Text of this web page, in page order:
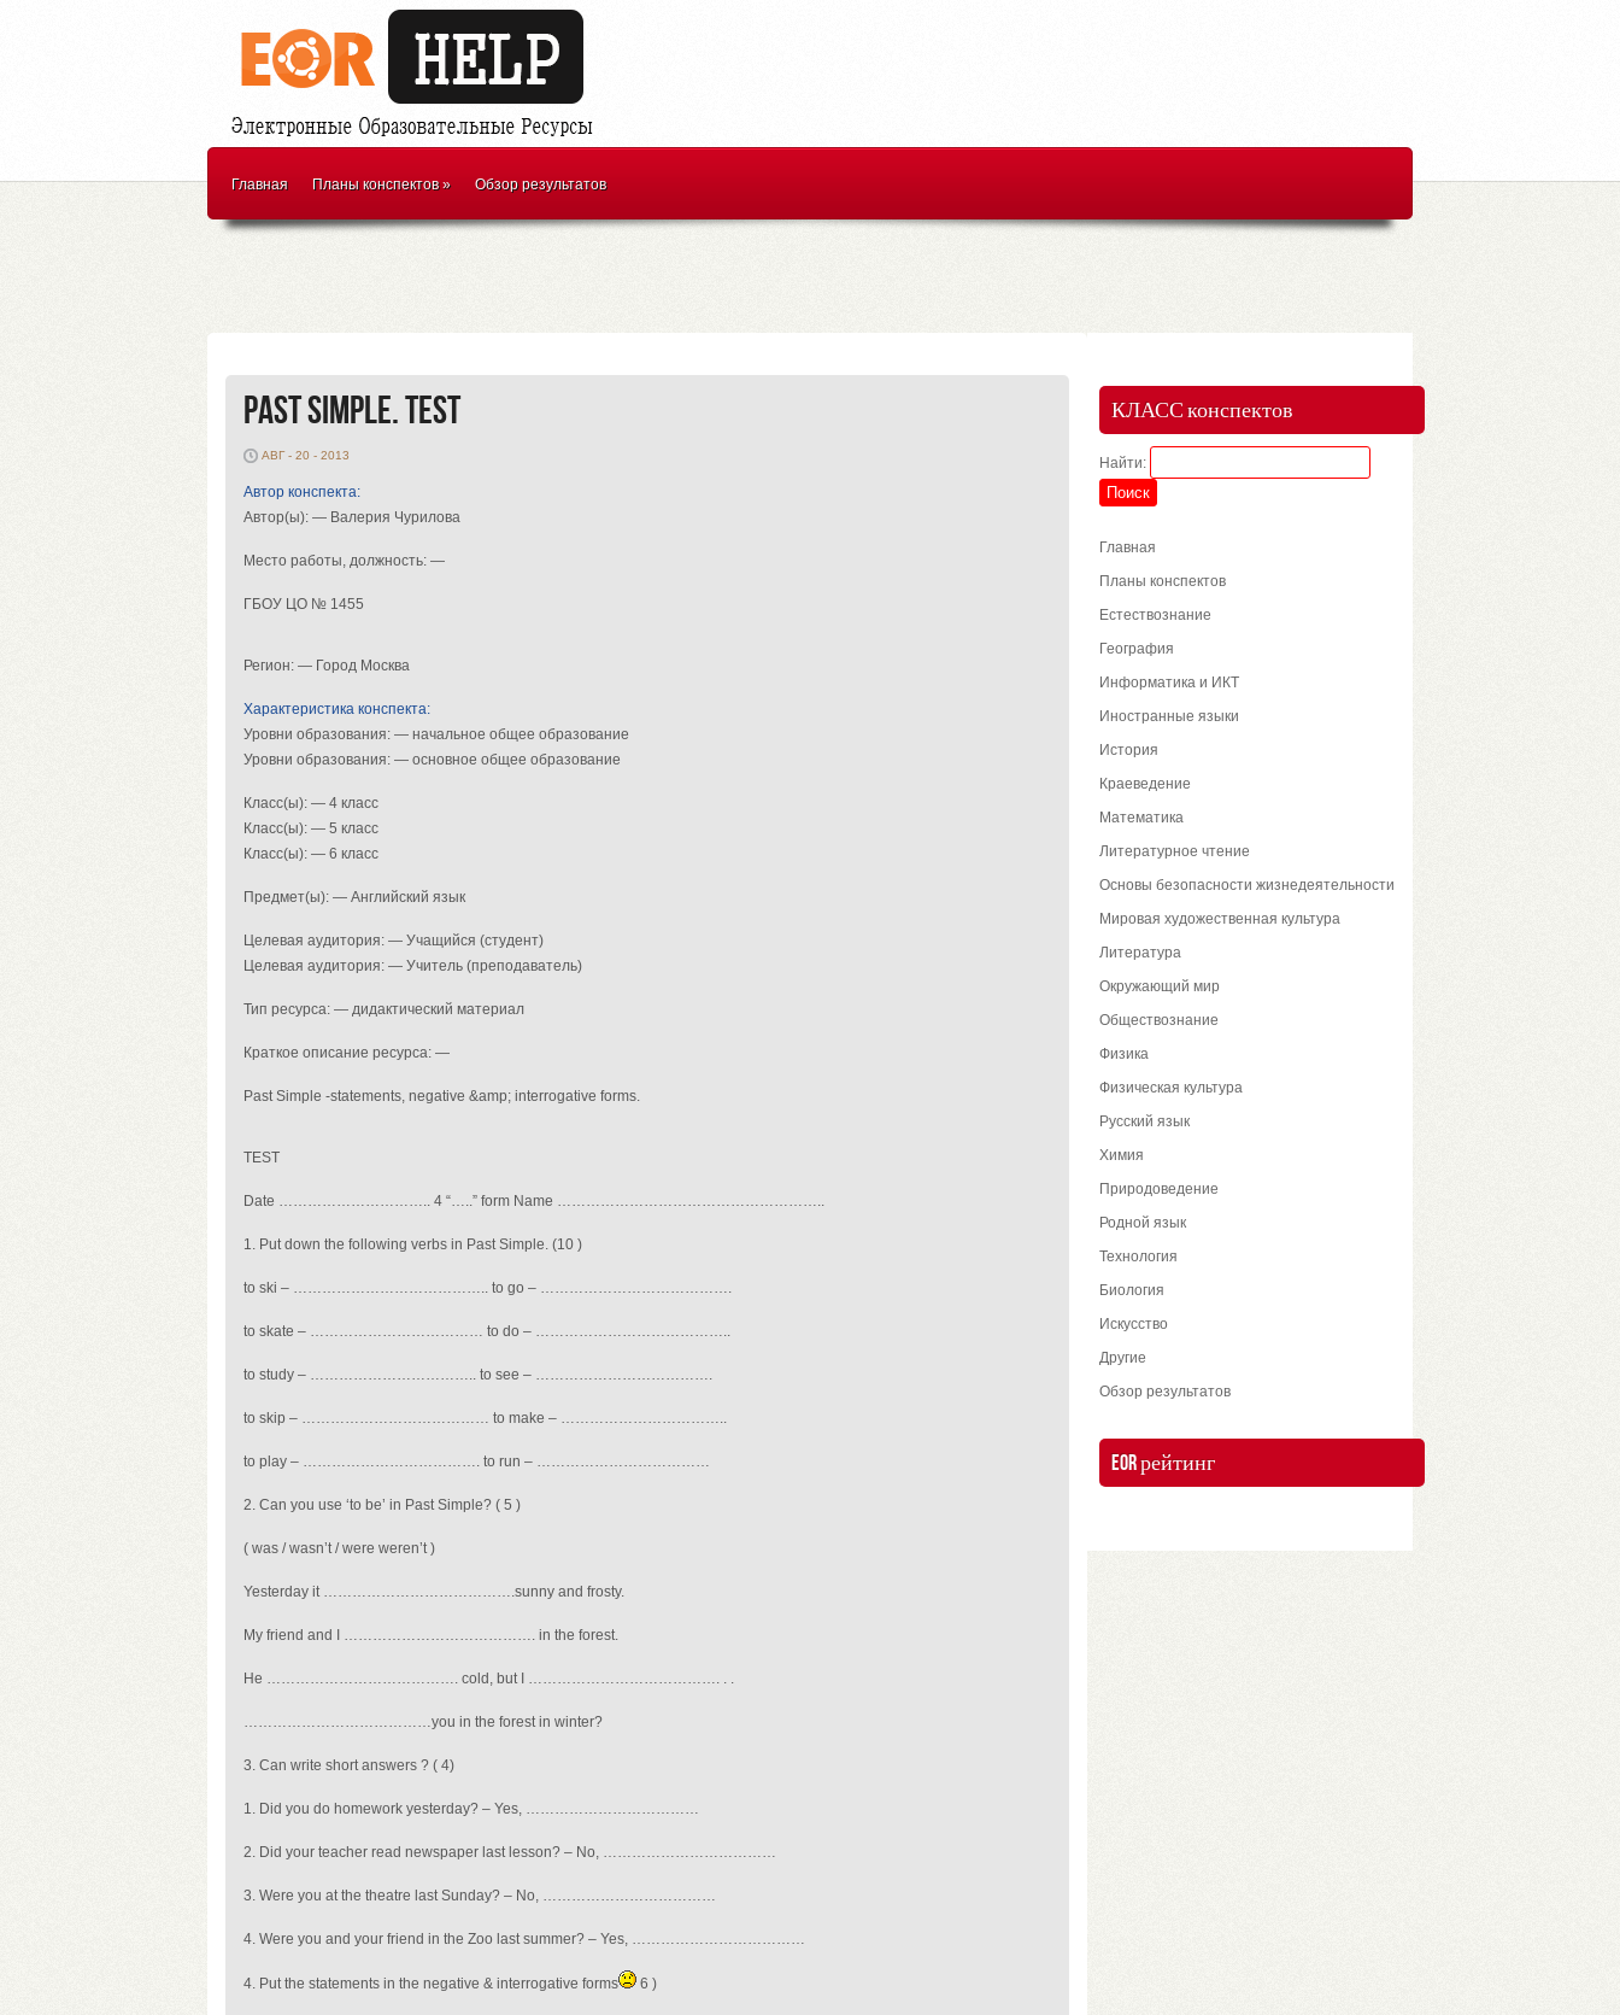
Главная Планы конспектов» Обзор результатов
Past Simple. Test
АВГ - 20 - 2013
Автор конспекта:
Автор(ы): — Валерия Чурилова
Место работы, должность: —
ГБОУ ЦО № 1455
Регион: — Город Москва
Характеристика конспекта:
Уровни образования: — начальное общее образование
Уровни образования: — основное общее образование
Класс(ы): — 4 класс
Класс(ы): — 5 класс
Класс(ы): — 6 класс
Предмет(ы): — Английский язык
Целевая аудитория: — Учащийся (студент)
Целевая аудитория: — Учитель (преподаватель)
Тип ресурса: — дидактический материал
Краткое описание ресурса: —
Past Simple -statements, negative &amp; interrogative forms.
TEST
Date ………………………….. 4 “…..” form Name ………………………………………………..
1. Put down the following verbs in Past Simple. (10 )
to ski – ………………………………….. to go – ………………………………….
to skate – ……………………………… to do – …………………………………..
to study – …………………………….. to see – ……………………………….
to skip – ………………………………… to make – ……………………………..
to play – ………………………………. to run – ………………………………
2. Can you use ‘to be’ in Past Simple? ( 5 )
( was / wasn’t / were weren’t )
Yesterday it ………………………………….sunny and frosty.
My friend and I …………………………………. in the forest.
He …………………………………. cold, but I …………………………………. . .
…………………………………you in the forest in winter?
3. Can write short answers ? ( 4)
1. Did you do homework yesterday? – Yes, ………………………………
2. Did your teacher read newspaper last lesson? – No, ………………………………
3. Were you at the theatre last Sunday? – No, ………………………………
4. Were you and your friend in the Zoo last summer? – Yes, ………………………………
4. Put the statements in the negative & interrogative forms 6 )
КЛАСС конспектов
Найти:
Главная
Планы конспектов
Естествознание
География
Информатика и ИКТ
Иностранные языки
История
Краеведение
Математика
Литературное чтение
Основы безопасности жизнедеятельности
Мировая художественная культура
Литература
Окружающий мир
Обществознание
Физика
Физическая культура
Русский язык
Химия
Природоведение
Родной язык
Технология
Биология
Искусство
Другие
Обзор результатов
EOR рейтинг